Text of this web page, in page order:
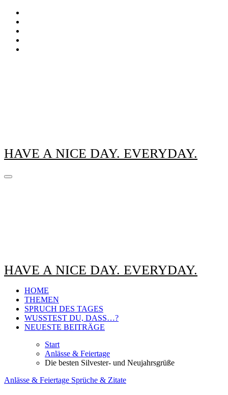
Zum
Inhalt
springen
HAVE A NICE DAY. EVERYDAY.
HAVE A NICE DAY. EVERYDAY.
HOME
THEMEN
SPRUCH DES TAGES
WUSSTEST DU, DASS…?
NEUESTE BEITRÄGE
Start
Anlässe & Feiertage
Die besten Silvester- und Neujahrsgrüße
Anlässe & Feiertage Sprüche & Zitate